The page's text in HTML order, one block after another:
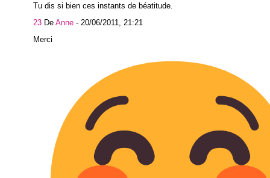
Tu dis si bien ces instants de béatitude.
23 De Anne - 20/06/2011, 21:21